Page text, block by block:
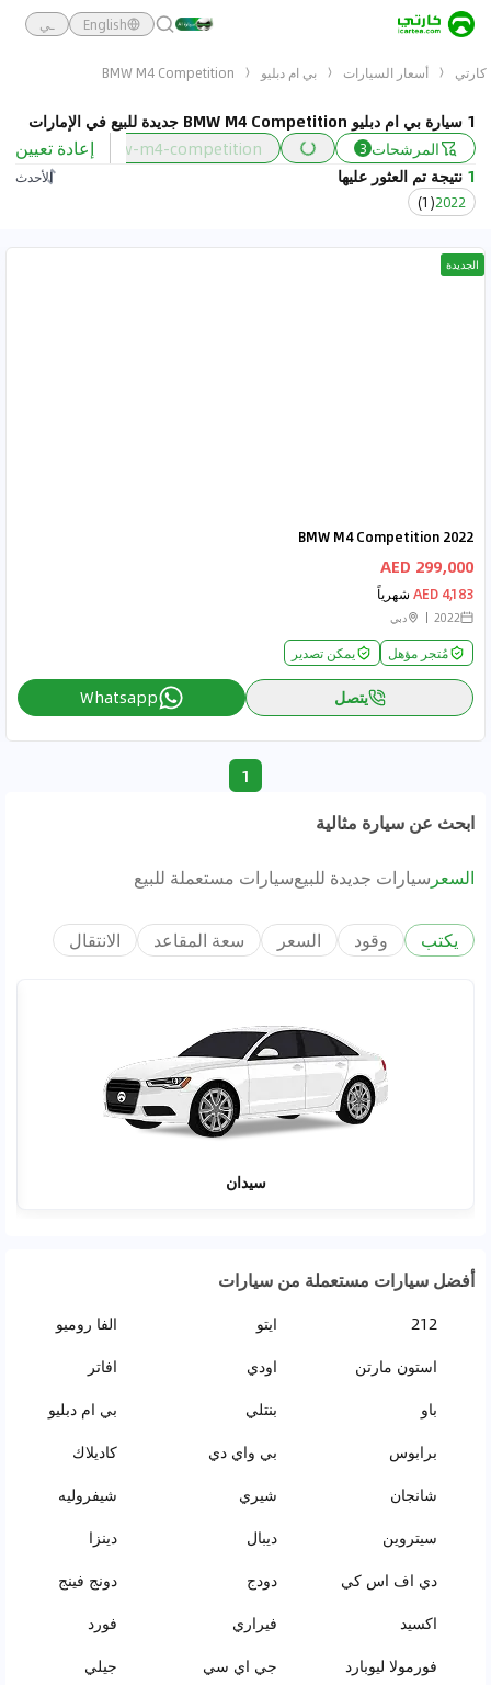
English ـي
كارتي أسعار السيارات بي ام دبليو BMW M4 Competition
1 سيارة بي ام دبليو BMW M4 Competition جديدة للبيع في الإمارات
المرشحات 3
bmw-m4-competition السعر
إعادة تعيين
1 نتيجة تم العثور عليها
الأحدث
2022
(
1
)
الجديدة
BMW M4 Competition 2022
299,000 AED
4,183 AED شهرياً
2022 دبي
مُتجر مؤهل يمكن تصدير
يتصل Whatsapp
1
ابحث عن سيارة مثالية
السعر سيارات جديدة للبيعسيارات مستعملة للبيع
يكتب وقود السعر سعة المقاعد الانتقال
سيدان
أفضل سيارات مستعملة من سيارات
212 ايتو
الفا روميو
استون مارتن
اودي
افاتر
باو
بنتلي
بي ام دبليو
برابوس
بي واي دي
كاديلاك
شانجان
شيري
شيفروليه
سيتروين
ديبال
دينزا
دي اف اس كي
دودج
دونج فينج
اكسيد
فيراري
فورد
فورمولا ليوبارد
جي اي سي
جيلي